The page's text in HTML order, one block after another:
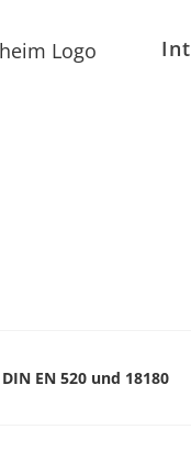
EN 520 und 18180